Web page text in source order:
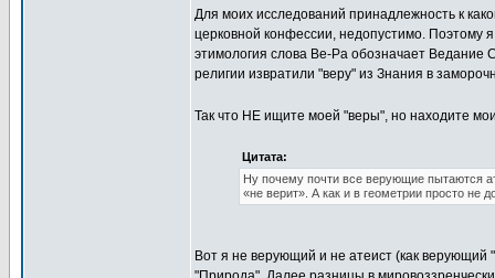
Для моих исследований принадлежность к
церковной конфессии, недопустимо. Поэтому
этимология слова Ве-Ра обозначает Ведание
религии извратили "веру" из Знания в
Так что НЕ ищите моей "веры", но находите
Цитата:
Ну почему почти все верующие пытаются
«не верит». А как и в геометрии просто не
Вот я не верующий и не атеист (как верующий